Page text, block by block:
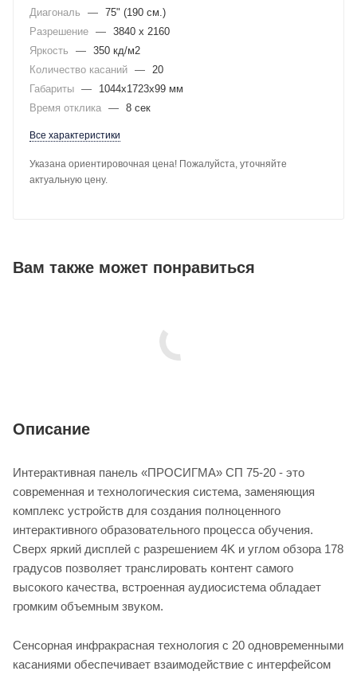
Диагональ — 75" (190 см.)
Разрешение — 3840 x 2160
Яркость
— 350 кд/м2
Количество касаний — 20
Габариты —
1044x1723x99 мм
Время отклика — 8 сек
Все характеристики
Указана ориентировочная цена! Пожалуйста, уточняйте
актуальную цену.
Вам также может понравиться
Описание
Интерактивная панель «ПРОСИГМА» СП 75-20 - это
современная и технологическия система, заменяющия
комплекс устройств для создания полноценного
интерактивного образовательного процесса обучения.
Сверх яркий дисплей с разрешением 4K и углом обзора 178
градусов позволяет транслировать контент самого
высокого качества, встроенная аудиосистема обладает
громким объемным звуком.
Сенсорная инфракрасная технология с 20 одновременными
касаниями обеспечивает взаимодействие с интерфейсом